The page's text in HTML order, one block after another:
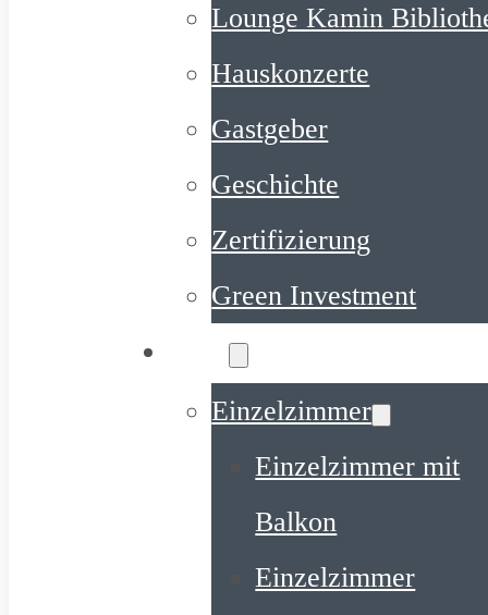
Lounge Kamin
Hauskonzerte
Gastgeber
Geschichte
Zertifizierung
Green Investment
Einzelzimmer
Einzelzimmer mit
Balkon
Einzelzimmer